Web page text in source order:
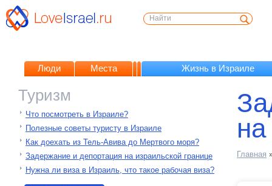
Люди Места Жизнь в Израиле
Туризм
Что посмотреть в Израиле?
Полезные советы туристу в Израиле
Как доехать из Тель-Авива до Мертвого моря?
Задержание и депортация на израильской границе
Нужна ли виза в Израиль, что такое рабочая виза?
Главная